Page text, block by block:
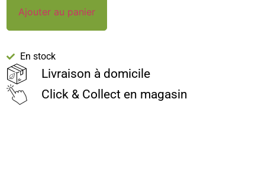
Ajouter au panier
En stock
Livraison à domicile
Click & Collect en magasin